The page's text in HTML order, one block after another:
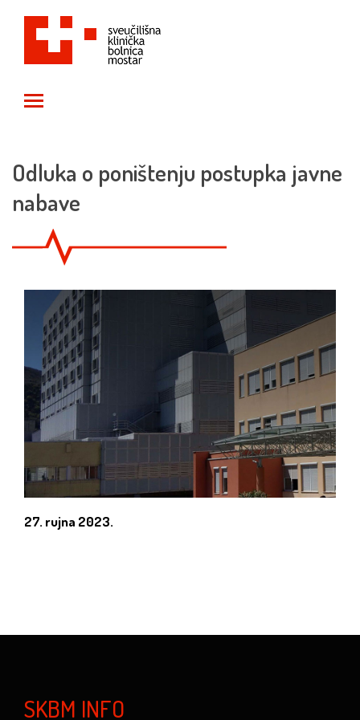
Odluka o poništenju postupka javne
nabave
27. rujna 2023.
SKBM INFO